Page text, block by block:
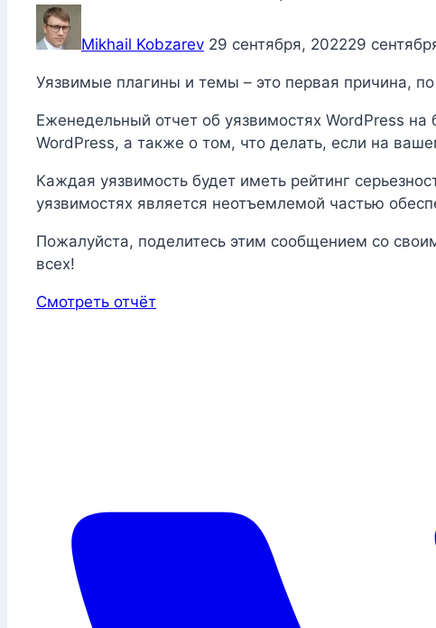
Mikhail Kobzarev 29 сентября, 202229
Уязвимые плагины и темы – это первая причина,
Еженедельный отчет об уязвимостях WordPress
WordPress, а также о том, что делать, если на
Каждая уязвимость будет иметь рейтинг
уязвимостях является неотъемлемой частью
Пожалуйста, поделитесь этим сообщением со
всех!
Смотреть отчёт